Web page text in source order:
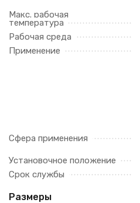
Макс. рабочая
температура
Рабочая среда
Применение
Сфера применения
Установочное положение
Срок службы
Размеры